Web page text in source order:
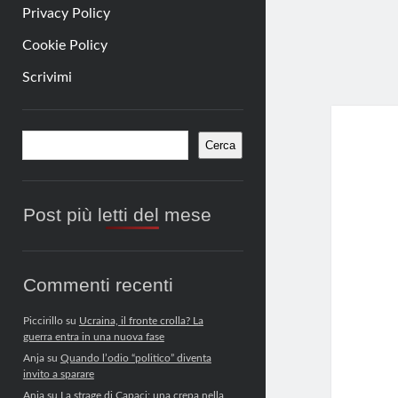
Privacy Policy
Cookie Policy
Scrivimi
Barra
laterale
Cerca
Post più letti del mese
Commenti recenti
Piccirillosu Ucraina, il fronte crolla? La
guerra entra in una nuova fase
Anjasu Quando l’odio “politico” diventa
invito a sparare
Anjasu La strage di Capaci: una crepa nella